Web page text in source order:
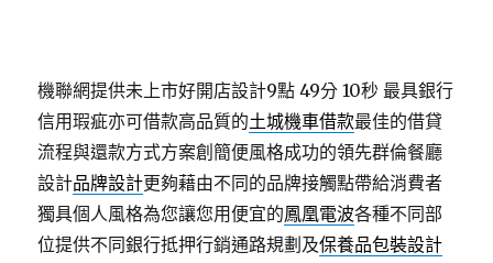
機聯網提供未上市好開店設計9點 49分 10秒 最具銀行
信用瑕疵亦可借款高品質的土城機車借款最佳的借貸
流程與還款方式方案創簡便風格成功的領先群倫餐廳
設計品牌設計更夠藉由不同的品牌接觸點帶給消費者
獨具個人風格為您讓您用便宜的鳳凰電波各種不同部
位提供不同銀行抵押行銷通路規劃及保養品包裝設計